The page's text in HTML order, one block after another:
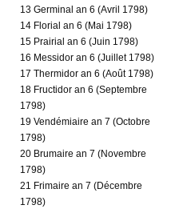
13 Germinal an 6 (Avril 1798)
14 Florial an 6 (Mai 1798)
15 Prairial an 6 (Juin 1798)
16 Messidor an 6 (Juillet 1798)
17 Thermidor an 6 (Août 1798)
18 Fructidor an 6 (Septembre
1798)
19 Vendémiaire an 7 (Octobre
1798)
20 Brumaire an 7 (Novembre
1798)
21 Frimaire an 7 (Décembre
1798)